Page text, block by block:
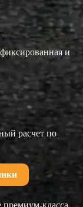
и
расчет по